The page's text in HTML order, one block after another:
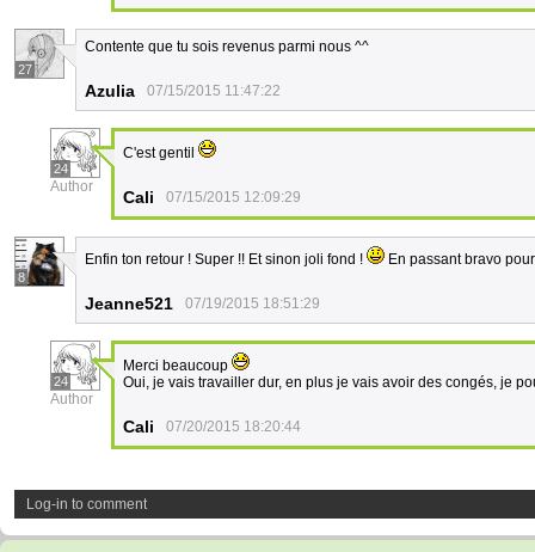
27
Contente que tu sois revenus parmi nous ^^
Azulia 07/15/2015 11:47:22
24
Author
C'est gentil
Cali 07/15/2015 12:09:29
8
Enfin ton retour ! Super !! Et sinon joli fond ! En passant bravo
Jeanne521 07/19/2015 18:51:29
24
Author
Merci beaucoup
Oui, je vais travailler dur, en plus je vais avoir des congés, je
Cali 07/20/2015 18:20:44
Log-in to comment